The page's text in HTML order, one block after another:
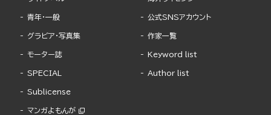
青年・一般
グラビア・写真集
モーター誌
SPECIAL
Sublicense
マンガよもんが
公式SNSアカウント
作家一覧
Keyword list
Author list